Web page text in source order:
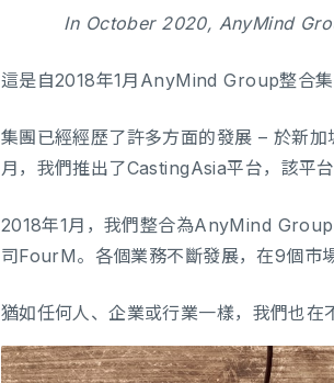
In October 2020, AnyMind
這是自2018年1月AnyMind Group整合集
集團已經經歷了許多方面的發展 – 於新
月，我們推出了CastingAsia平台，該平
2018年1月，我們整合為AnyMind
司FourM。各個業務不斷發展，在9個市
猶如任何人、企業或行業一樣，我們也在